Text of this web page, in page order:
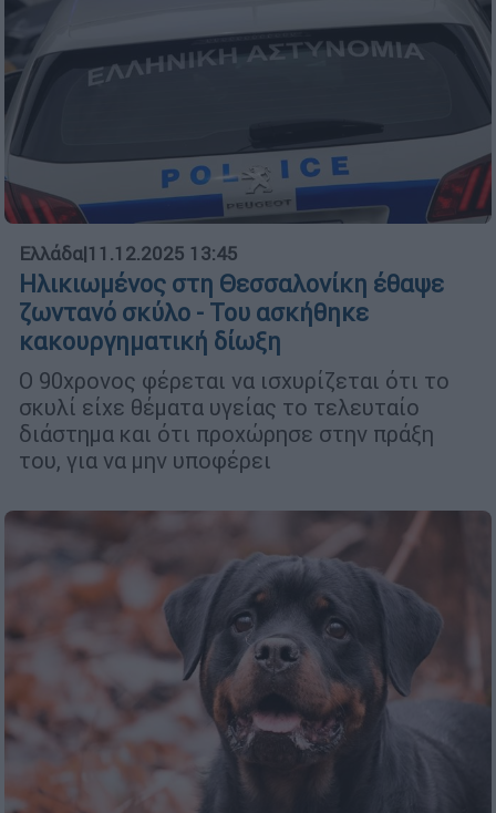
Ελλάδα|11.12.2025 13:45
Ηλικιωμένος στη Θεσσαλονίκη έθαψε
ζωντανό σκύλο - Του ασκήθηκε
κακουργηματική δίωξη
Ο 90χρονος φέρεται να ισχυρίζεται ότι το
σκυλί είχε θέματα υγείας το τελευταίο
διάστημα και ότι προχώρησε στην πράξη
του, για να μην υποφέρει